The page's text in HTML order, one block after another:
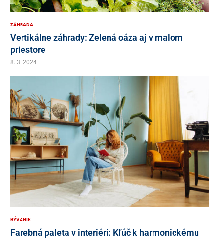
ZÁHRADA
Vertikálne záhrady: Zelená oáza aj v malom
priestore
8. 3. 2024
BÝVANIE
Farebná paleta v interiéri: Kľúč k harmonickému